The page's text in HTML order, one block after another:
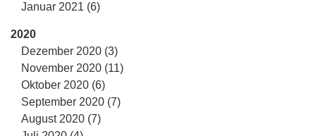
Januar 2021 (6)
2020
Dezember 2020 (3)
November 2020 (11)
Oktober 2020 (6)
September 2020 (7)
August 2020 (7)